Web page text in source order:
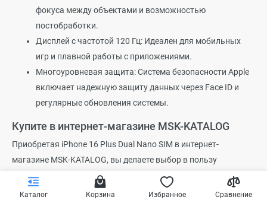
Каталог Корзина Избранное Сравнение
фокуса между объектами и возможностью
постобработки.
Дисплей с частотой 120 Гц: Идеален для мобильных
игр и плавной работы с приложениями.
Многоуровневая защита: Система безопасности Apple
включает надежную защиту данных через Face ID и
регулярные обновления системы.
Купите в интернет-магазине MSK-KATALOG
Приобретая iPhone 16 Plus Dual Nano SIM в интернет-
магазине MSK-KATALOG, вы делаете выбор в пользу
надежности и отличного сервиса. Мы предлагаем следующие
преимущества для наших клиентов: